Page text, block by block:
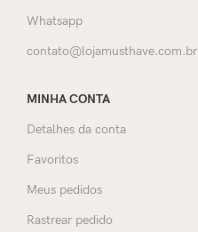
Whatsapp
contato@lojamusthave.com.br
MINHA CONTA
Detalhes da conta
Favoritos
Meus pedidos
Rastrear pedido